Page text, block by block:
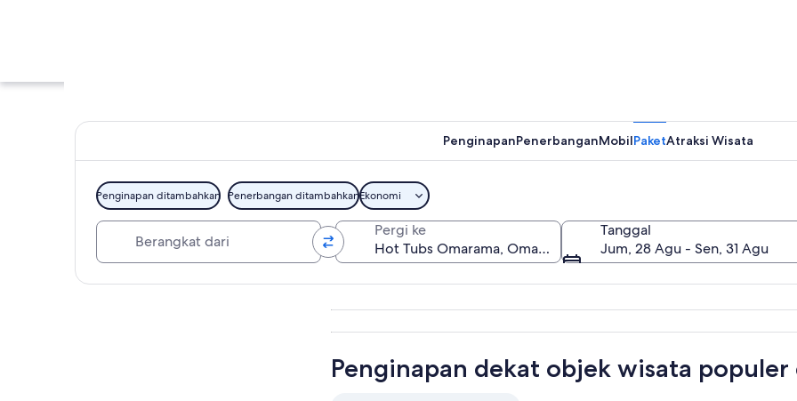
Hot Tubs Omarama
PenginapanPenerbanganMobilPaketAtraksi Wisata
Penginapan ditambahkan Penerbangan ditambahkanEkonomi
Pergi ke
Tanggal
Jum, 28 Agu - Sen, 31 Agu
Penginapan dekat objek wisata populer